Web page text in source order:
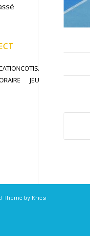
COTISATION
JEU LIBRE
Theme by Kriesi